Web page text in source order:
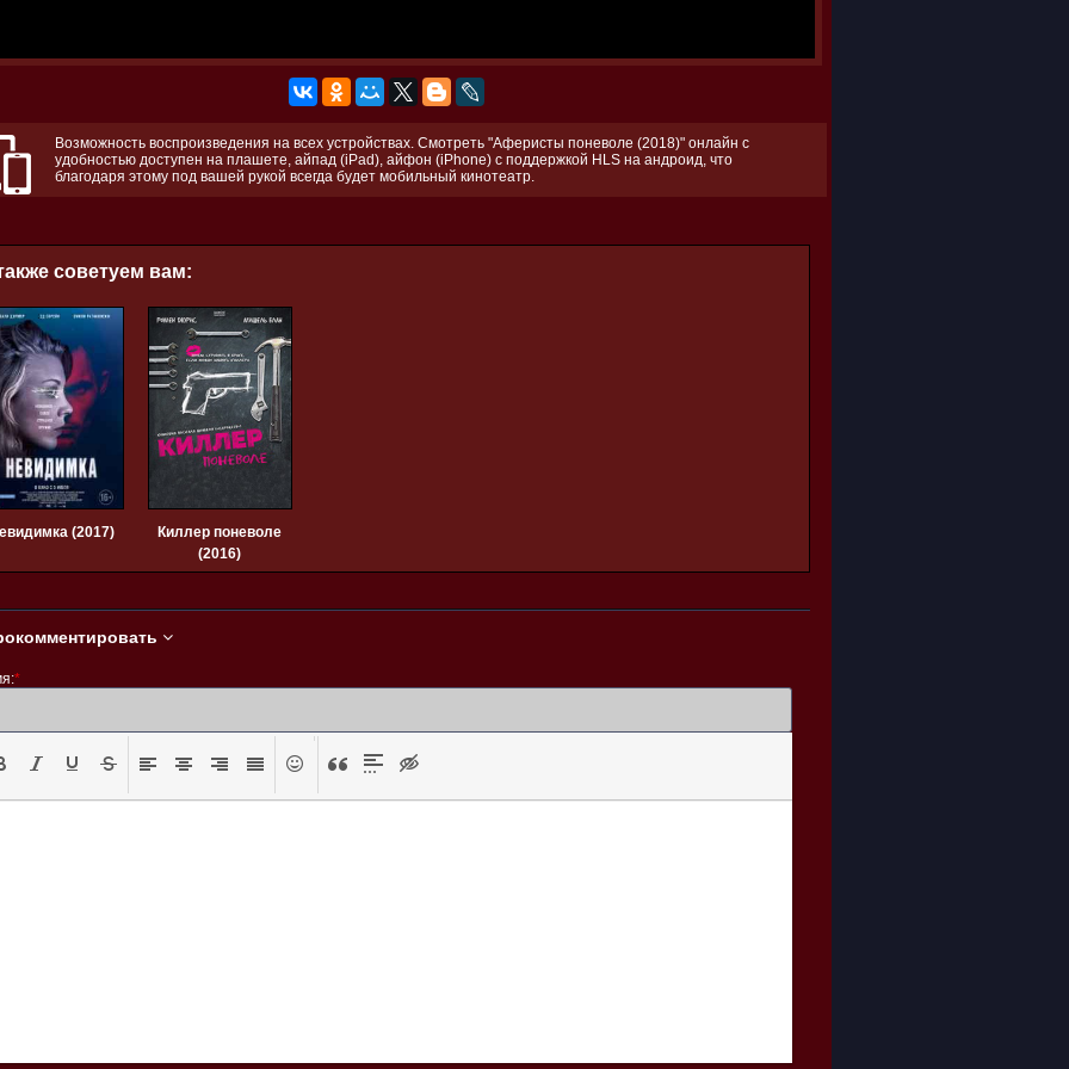
Возможность воспроизведения на всех устройствах. Смотреть "Аферисты поневоле (2018)" онлайн с
удобностью доступен на плашете, айпад (iPad), айфон (iPhone) с поддержкой HLS на андроид, что
благодаря этому под вашей рукой всегда будет мобильный кинотеатр.
советуем вам:
(2017)
Киллер поневоле
(2016)
*